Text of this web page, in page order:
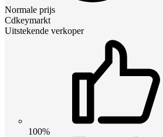
Normale prijs
Cdkeymarkt
Uitstekende verkoper
100%